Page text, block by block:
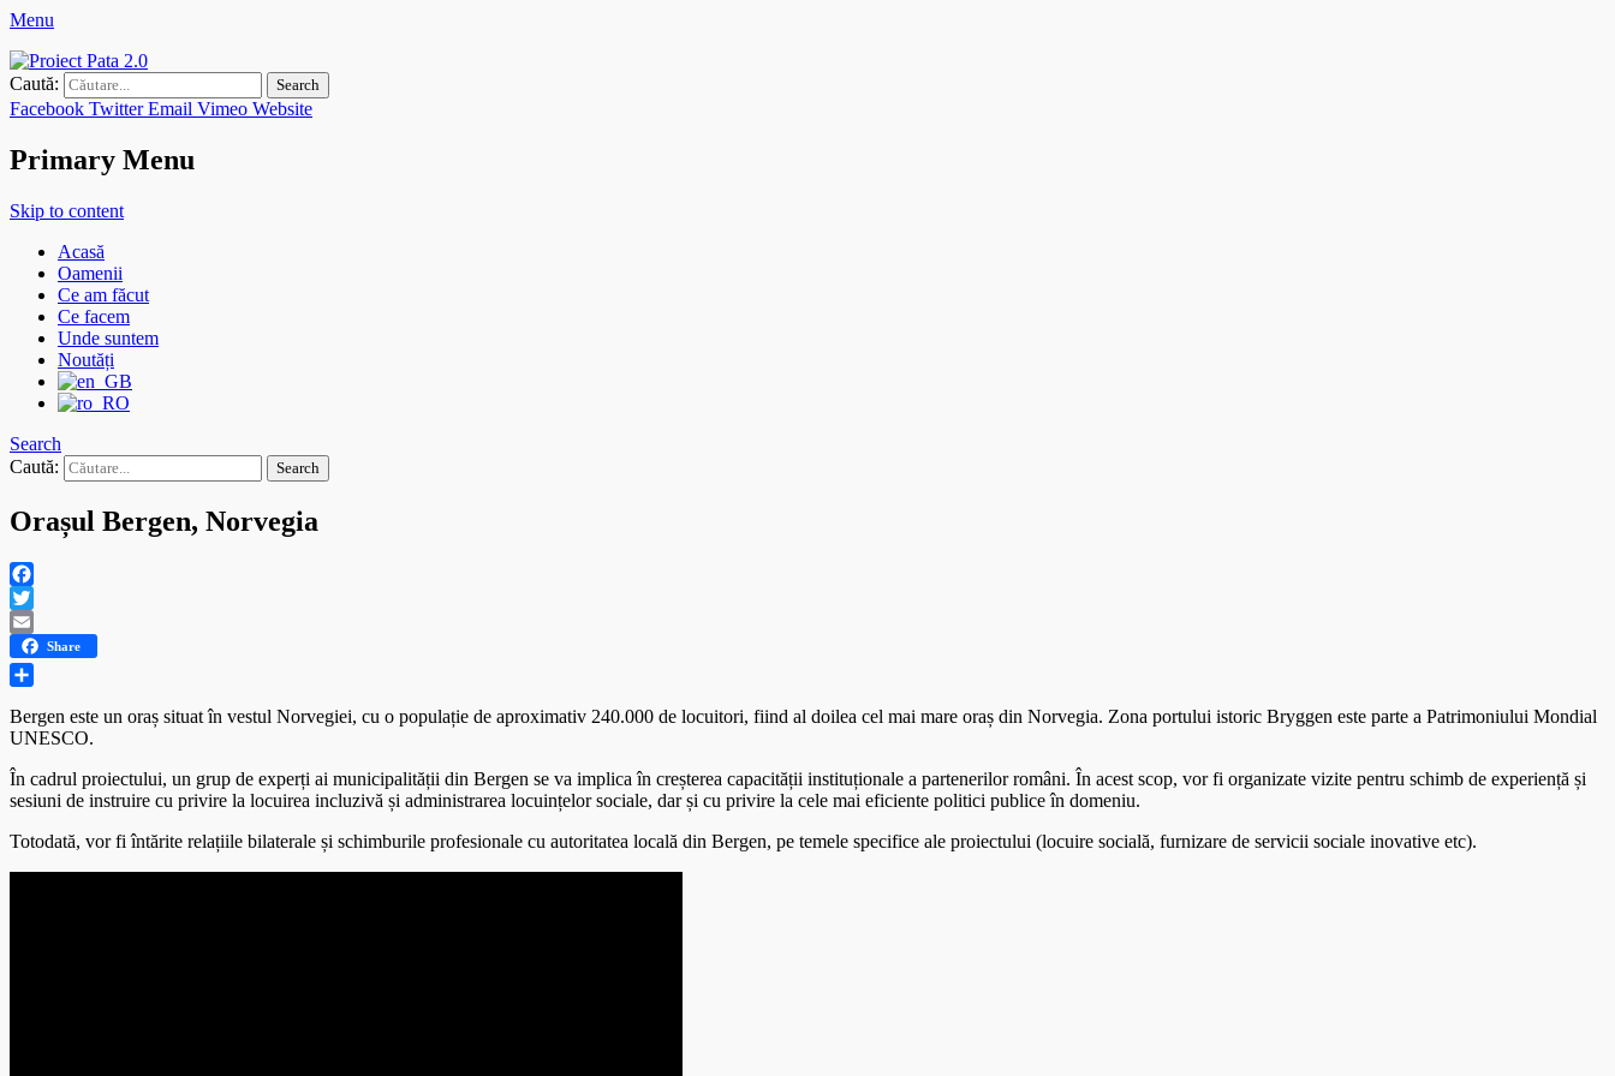
Menu
Proiect Pata 2.0
Asociaţia de Dezvoltare Intercomunitară Zona Metropolitană Cluj
Caută:
Facebook Twitter Email Vimeo Website
Primary Menu
Skip to content
Acasă
Oamenii
Ce am făcut
Ce facem
Unde suntem
Noutăți
Search
Caută:
Orașul Bergen, Norvegia
Facebook
Twitter
EmailShare
Bergen este un oraș situat în vestul Norvegiei, cu o populație de aproximativ 240.000 de locuitori, fiind al doilea cel mai mare oraș din Norvegia. Zona portului istoric Bryggen este parte a Patrimoniului Mondial
UNESCO.
În cadrul proiectului, un grup de experți ai municipalității din Bergen se va implica în creșterea capacității instituționale a partenerilor români. În acest scop, vor fi organizate vizite pentru schimb de experiență și
sesiuni de instruire cu privire la locuirea incluzivă și administrarea locuințelor sociale, dar și cu privire la cele mai eficiente politici publice în domeniu.
Totodată, vor fi întărite relațiile bilaterale și schimburile profesionale cu autoritatea locală din Bergen, pe temele specifice ale proiectului (locuire socială, furnizare de servicii sociale inovative etc).